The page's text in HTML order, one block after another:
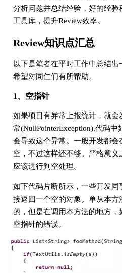
分析问题并总结经验，好的经
工具库，提升Review效率。
Review知识点汇总
以下是笔者在平时工作中总结出
希望对同仁们有所帮助。
1、空指针
如果项目有异常上报统计，就
常(NullPointerException),代码
会导致这个异常。一般开发都会
空，不过这样还不够。严格意
应该进行判空处理。
如下代码片断所示，一些开发
接返回一个空的对象。单从本
的，但是在调用本方法的地方
空指针的错误。